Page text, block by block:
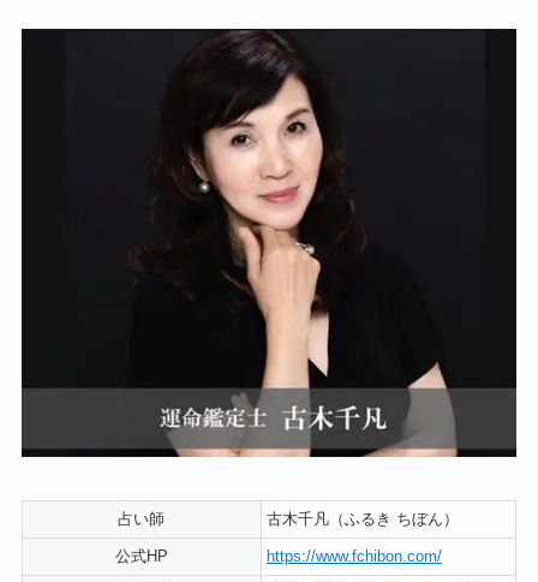
占い師 古木千凡（ふるき ちぼん）
公式HP https://www.fchibon.com/